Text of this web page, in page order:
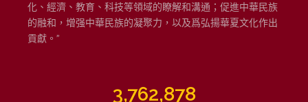
化、經濟、教育、科技等領域的瞭解和溝通；促進中華民族
的融和，增强中華民族的凝聚力，以及爲弘揚華夏文化作出
貢獻。”
3,762,878